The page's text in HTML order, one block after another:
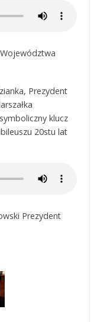
Prezydent
klucz
20stu lat
Prezydent